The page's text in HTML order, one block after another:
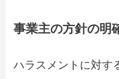
事業主の方針の明
ハラスメントに対す